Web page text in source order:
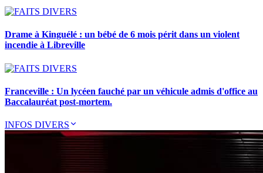
Drame à Kinguélé : un bébé de 6 mois périt dans un violent
incendie à Libreville
Franceville : Un lycéen fauché par un véhicule admis d'office au
Baccalauréat post-mortem.
INFOS DIVERS